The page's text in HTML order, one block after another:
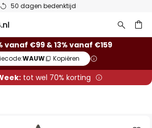
50 dagen bedenktijd
vanaf €99 & 13% vanaf €159
WAUW Kopiëren
tot wel 70% korting